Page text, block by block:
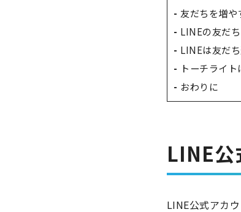
友だちを増や
LINEの友だ
LINEは友だ
トーチライ
おわりに
LINE公
LINE公式アカ